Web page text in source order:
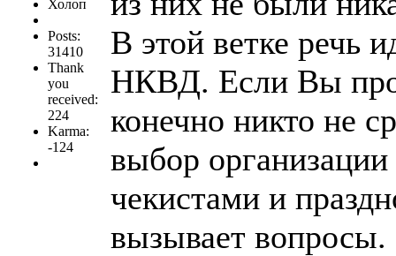
Холоп
Posts:
31410
Thank
you
received:
224
Karma:
-124
В этой ветке речь
НКВД. Если Вы
конечно никто не
выбор
чекистами и
вызывает вопросы.